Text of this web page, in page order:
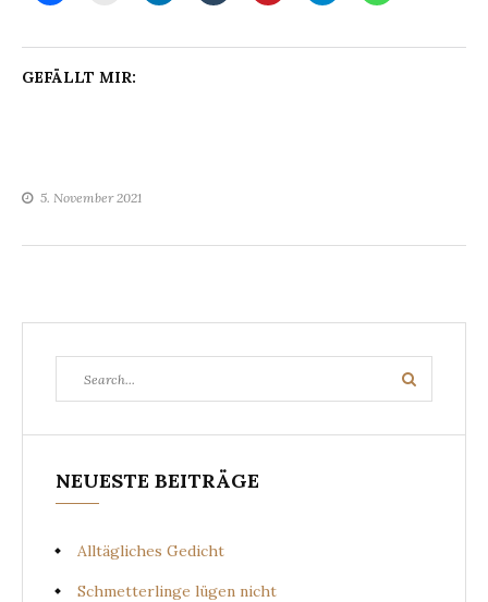
GEFÄLLT MIR:
5. November 2021
for:
Search
NEUESTE BEITRÄGE
Alltägliches Gedicht
Schmetterlinge lügen nicht